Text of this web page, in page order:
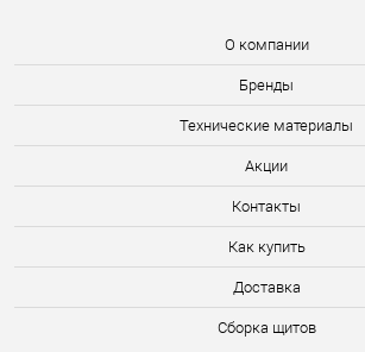
О компании
Бренды
Технические материалы
Акции
Контакты
Как купить
Доставка
Сборка щитов